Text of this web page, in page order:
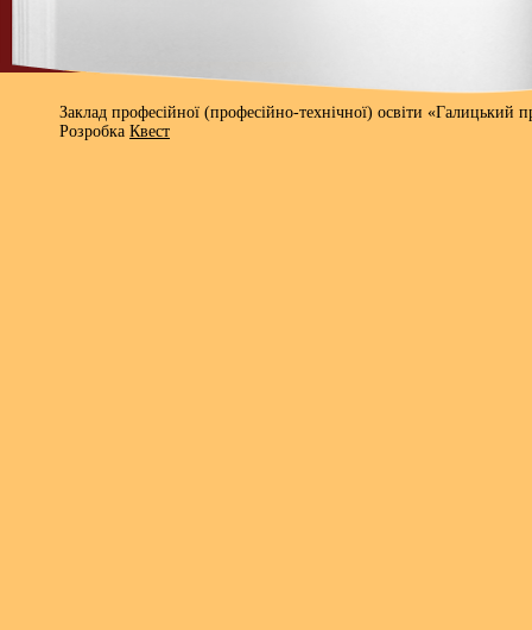
Заклад професійної (професійно-технічної) освіти
Розробка Квест